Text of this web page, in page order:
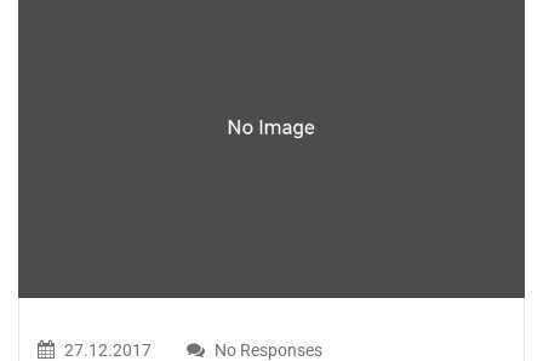
27.12.2017 No Responses